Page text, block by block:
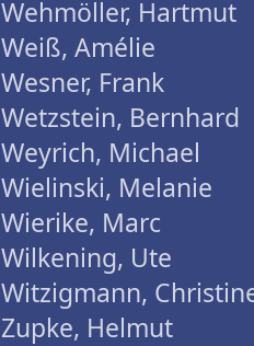
Wehmöller, Hartmut
Weiß, Amélie
Wesner, Frank
Wetzstein, Bernhard
Weyrich, Michael
Wielinski, Melanie
Wierike, Marc
Wilkening, Ute
Witzigmann,
Zupke, Helmut